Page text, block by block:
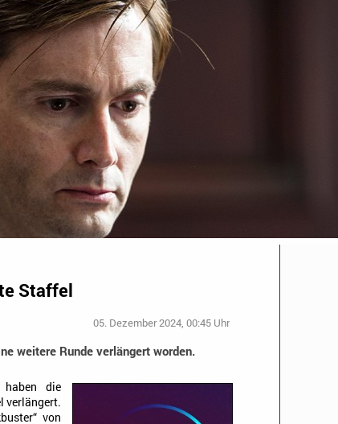
Staffel
05. Dezember 2024, 00:45 Uhr
weitere Runde verlängert worden.
die
verlängert.
von